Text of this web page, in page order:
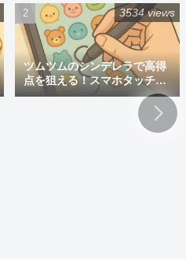
ツムツムのシンデレラで高得
点を狙える！スマホタッチペ
ン
3534 views